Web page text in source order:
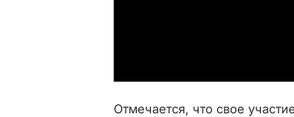
Отмечается, что свое